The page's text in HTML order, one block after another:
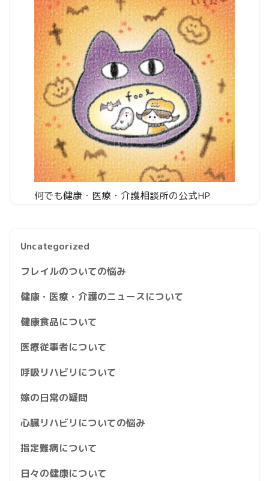
何でも健康・医療・介護相談所の公式HP
Uncategorized
フレイルのついての悩み
健康・医療・介護のニュースについて
健康食品について
医療従事者について
呼吸リハビリについて
嫁の日常の疑問
心臓リハビリについての悩み
指定難病について
日々の健康について